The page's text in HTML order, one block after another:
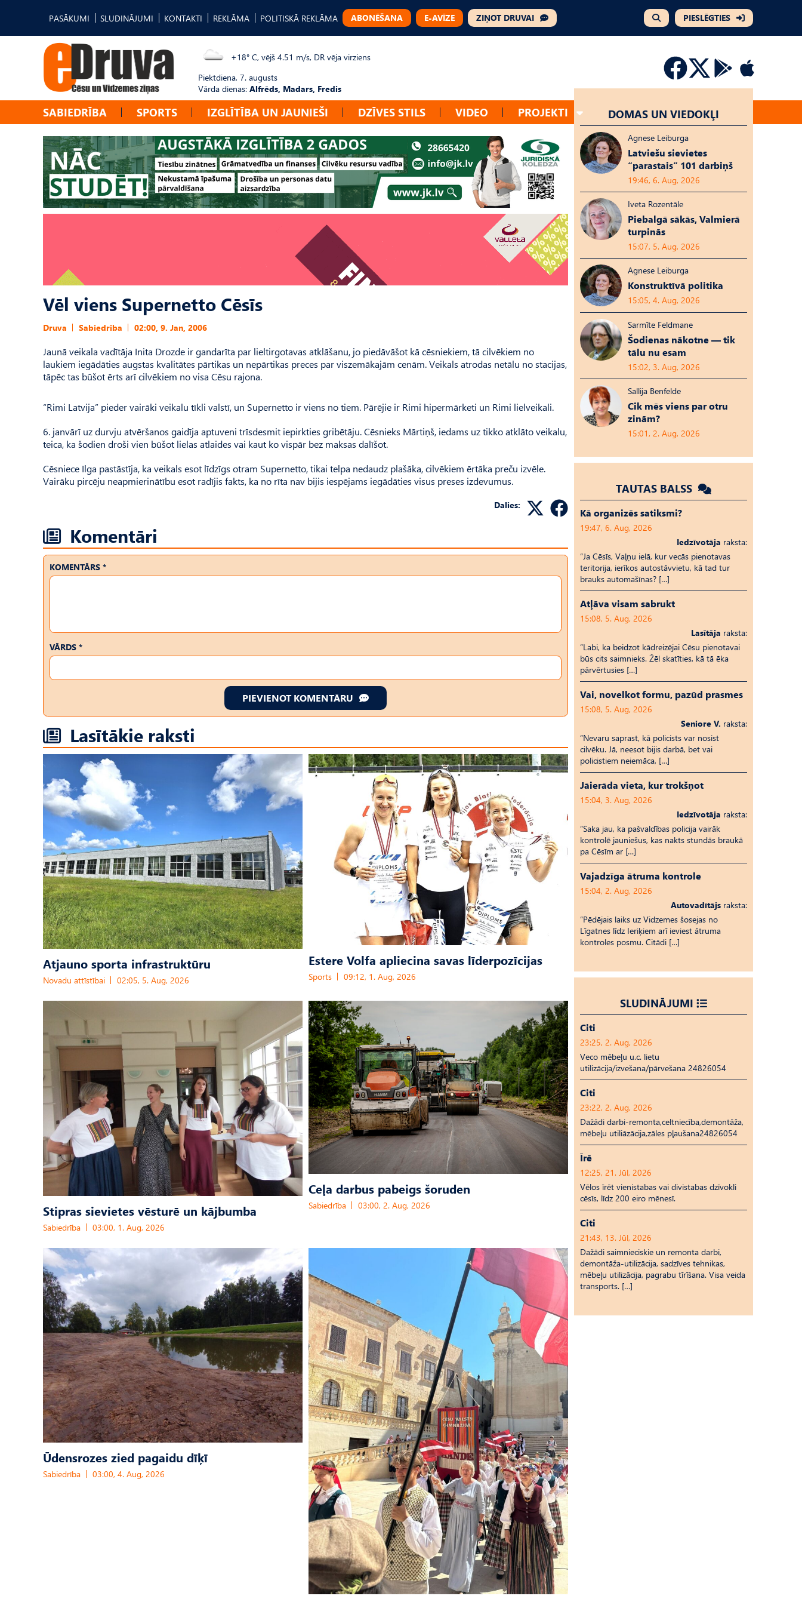
PASĀKUMI SLUDINĀJUMI KONTAKTI REKLĀMA POLITISKĀ REKLĀMA ABONĒŠANA E-AVĪZE ZIŅOT DRUVAI PIESLĒGTIES
+18° C, vējš 4.51 m/s, DR vēja virziens
Piektdiena, 7. augusts
Vārda dienas: Alfrēds, Madars, Fredis
SABIEDRĪBA SPORTS IZGLĪTĪBA UN JAUNIEŠI DZĪVES STILS VIDEO PROJEKTI
Vēl viens Supernetto Cēsīs
Druva Sabiedrība 02:00, 9. Jan, 2006
Jaunā veikala vadītāja Inita Drozde ir gandarīta par lieltirgotavas atklāšanu, jo piedāvāšot kā cēsniekiem, tā cilvēkiem no
laukiem iegādāties augstas kvalitātes pārtikas un nepārtikas preces par viszemākajām cenām. Veikals atrodas netālu no stacijas,
tāpēc tas būšot ērts arī cilvēkiem no visa Cēsu rajona.
“Rimi Latvija” pieder vairāki veikalu tīkli valstī, un Supernetto ir viens no tiem. Pārējie ir Rimi hipermārketi un Rimi lielveikali.
6. janvārī uz durvju atvēršanos gaidīja aptuveni trīsdesmit iepirkties gribētāju. Cēsnieks Mārtiņš, iedams uz tikko atklāto veikalu,
teica, ka šodien droši vien būšot lielas atlaides vai kaut ko vispār bez maksas dalīšot.
Cēsniece Ilga pastāstīja, ka veikals esot līdzīgs otram Supernetto, tikai telpa nedaudz plašāka, cilvēkiem ērtāka preču izvēle.
Vairāku pircēju neapmierinātību esot radījis fakts, ka no rīta nav bijis iespējams iegādāties visus preses izdevumus.
Dalies:
Komentāri
KOMENTĀRS *
VĀRDS *
PIEVIENOT KOMENTĀRU
Lasītākie raksti
Atjauno sporta infrastruktūru
Novadu attīstībai 02:05, 5. Aug, 2026
Estere Volfa apliecina savas līderpozīcijas
Sports 09:12, 1. Aug, 2026
Stipras sievietes vēsturē un kājbumba
Sabiedrība 03:00, 1. Aug, 2026
Ceļa darbus pabeigs šoruden
Sabiedrība 03:00, 2. Aug, 2026
Ūdensrozes zied pagaidu dīķī
Sabiedrība 03:00, 4. Aug, 2026
DOMAS UN VIEDOKĻI
Agnese Leiburga
Latviešu sievietes
“parastais” 101 darbiņš
19:46, 6. Aug, 2026
Iveta Rozentāle
Piebalgā sākās, Valmierā
turpinās
15:07, 5. Aug, 2026
Agnese Leiburga
Konstruktīvā politika
15:05, 4. Aug, 2026
Sarmīte Feldmane
Šodienas nākotne — tik
tālu nu esam
15:02, 3. Aug, 2026
Sallija Benfelde
Cik mēs viens par otru
zinām?
15:01, 2. Aug, 2026
TAUTAS BALSS
Kā organizēs satiksmi?
19:47, 6. Aug, 2026
Iedzīvotāja raksta:
“Ja Cēsīs, Vaļņu ielā, kur vecās pienotavas
teritorija, ierīkos autostāvvietu, kā tad tur
brauks automašīnas? […]
Atļāva visam sabrukt
15:08, 5. Aug, 2026
Lasītāja raksta:
“Labi, ka beidzot kādreizējai Cēsu pienotavai
būs cits saimnieks. Žēl skatīties, kā tā ēka
pārvērtusies […]
Vai, novelkot formu, pazūd prasmes
15:08, 5. Aug, 2026
Seniore V. raksta:
“Nevaru saprast, kā policists var nosist
cilvēku. Jā, neesot bijis darbā, bet vai
policistiem neiemāca, […]
Jāierāda vieta, kur trokšņot
15:04, 3. Aug, 2026
Iedzīvotāja raksta:
“Saka jau, ka pašvaldības policija vairāk
kontrolē jauniešus, kas nakts stundās braukā
pa Cēsīm ar […]
Vajadzīga ātruma kontrole
15:04, 2. Aug, 2026
Autovadītājs raksta:
“Pēdējais laiks uz Vid­ze­mes šosejas no
Līgatnes līdz Ieriķiem arī ieviest ātruma
kontroles posmu. Citādi […]
SLUDINĀJUMI
Citi
23:25, 2. Aug, 2026
Veco mēbeļu u.c. lietu
utilizācija/izvešana/pārvešana 24826054
Citi
23:22, 2. Aug, 2026
Dažādi darbi-remonta,celtniecība,demontāža,
mēbeļu utiliāzācija,zāles pļaušana24826054
Īrē
12:25, 21. Jūl, 2026
Vēlos īrēt vienistabas vai divistabas dzīvokli
cēsīs, līdz 200 eiro mēnesī.
Citi
21:43, 13. Jūl, 2026
Dažādi saimnieciskie un remonta darbi,
demontāža-utilizācija, sadzīves tehnikas,
mēbeļu utilizācija, pagrabu tīrīšana. Visa veida
transports. […]